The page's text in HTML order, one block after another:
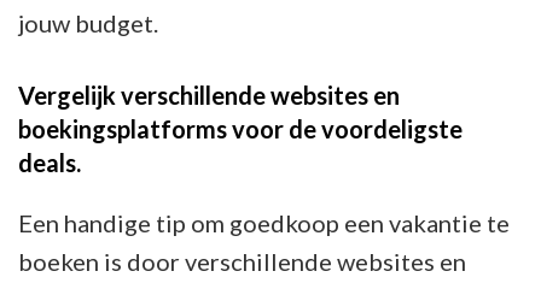
jouw budget.
Vergelijk verschillende websites en
boekingsplatforms voor de voordeligste
deals.
Een handige tip om goedkoop een vakantie te
boeken is door verschillende websites en